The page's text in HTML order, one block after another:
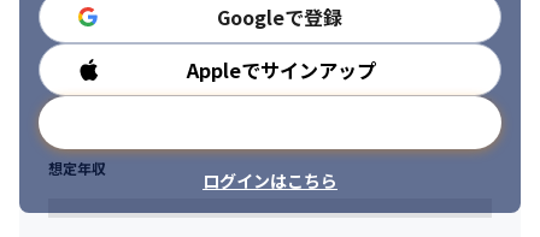
・社員一人一人にメンターが付き、1on1形式のヒアリングを行い
ます。定期的な成長支援の実施や担当業務に課題や懸念がないか
をヒアリングすることで働く満足度の向上を促進していきます。
＜スキルアップ支援＞
・自身の「現在の市場価値」を確認することが出来るのが「単価
査定制度」です。実際の営業チームによる「市場価値に沿った単
価見積」が行われますので、エンジニア社員にとっては、今後の
スキルアップの為の営業指針にすることが出来ます。
Googleで登録
Appleでサインアップ
ログインはこちら
勤務時間
想定年収